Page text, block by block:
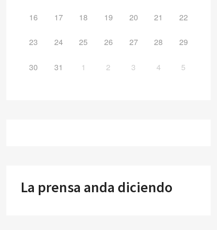
16 17 18 19 20 21 22
23 24 25 26 27 28 29
30 31 1 2 3 4 5
La prensa anda diciendo